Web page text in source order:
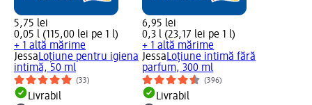
5,75 lei
0,05 l (115,00 lei pe 1 l)
+ 1 altă mărime
JessaLoțiune pentru igiena
intimă, 50 ml
(33)
Livrabil
6,95 lei
0,3 l (23,17 lei pe 1 l)
+ 1 altă mărime
JessaLoțiune intimă fără
parfum, 300 ml
(396)
Livrabil